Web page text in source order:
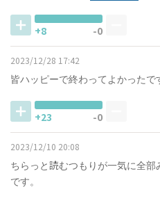
+8 -0
2023/12/28 17:42
皆ハッピーで終わってよかった
+23 -0
2023/12/10 20:08
ちらっと読むつもりが一気に全
です。